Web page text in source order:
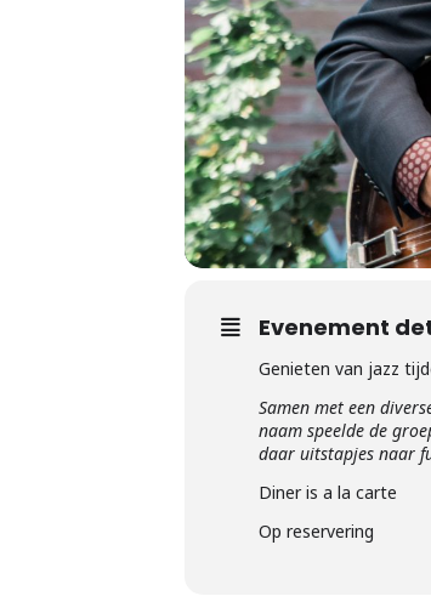
Evenement
Genieten van jazz
Samen met een
naam speelde de
daar uitstapjes naar
Diner is a la carte
Op reservering